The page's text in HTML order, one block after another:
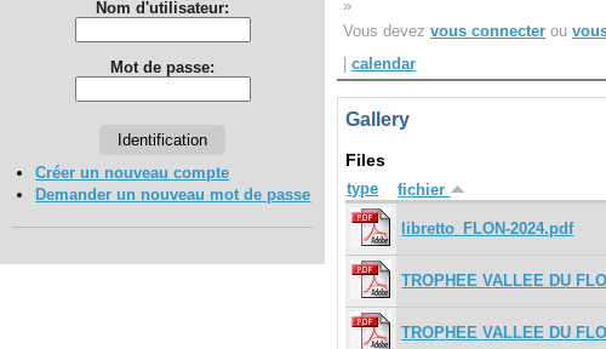
Nom d'utilisateur:
Mot de passe:
Créer un nouveau compte
Demander un nouveau mot de passe
»
Vous devez vous connecter ou
calendar
Gallery
Files
type fichier
libretto_FLON-2024.pdf
TROPHEE VALLEE DU
TROPHEE VALLEE DU